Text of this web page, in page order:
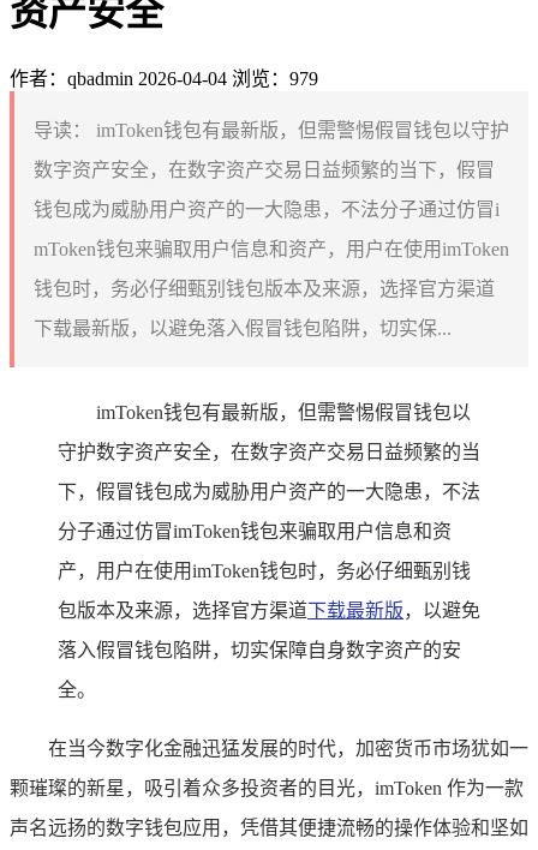
资产安全
作者：qbadmin 2026-04-04 浏览：979
导读：
imToken钱包有最新版，但需警惕假冒钱包以守护
数字资产安全，在数字资产交易日益频繁的当下，假冒
钱包成为威胁用户资产的一大隐患，不法分子通过仿冒i
mToken钱包来骗取用户信息和资产，用户在使用imToken
钱包时，务必仔细甄别钱包版本及来源，选择官方渠道
下载最新版，以避免落入假冒钱包陷阱，切实保...
imToken钱包有最新版，但需警惕假冒钱包以
守护数字资产安全，在数字资产交易日益频繁的当
下，假冒钱包成为威胁用户资产的一大隐患，不法
分子通过仿冒imToken钱包来骗取用户信息和资
产，用户在使用imToken钱包时，务必仔细甄别钱
包版本及来源，选择官方渠道下载最新版，以避免
落入假冒钱包陷阱，切实保障自身数字资产的安
全。
在当今数字化金融迅猛发展的时代，加密货币市场犹如一
颗璀璨的新星，吸引着众多投资者的目光，imToken 作为一款
声名远扬的数字钱包应用，凭借其便捷流畅的操作体验和坚如